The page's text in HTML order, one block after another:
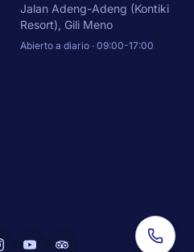
Jalan Adeng-Adeng (Kontiki
Resort), Gili Meno
Abierto a diario · 09:00-17:00